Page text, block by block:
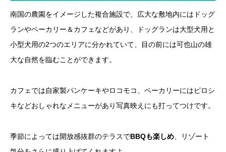
南国の農園をイメージした複合施設で、広大な敷地内にはドッグ
ランやベーカリー＆カフェなどがあり、ドッグランは大型犬用と
小型犬用の2つのエリアに分かれていて、目の前には可也山の雄
大な自然を臨むことができます。
カフェでは自家製パンケーキやロコモコ、ベーカリーにはピロシ
キなどおしゃれなメニューがあり写真映えにも打ってつけです。
季節によっては開放感抜群のテラスでBBQも楽しめ 、リゾート